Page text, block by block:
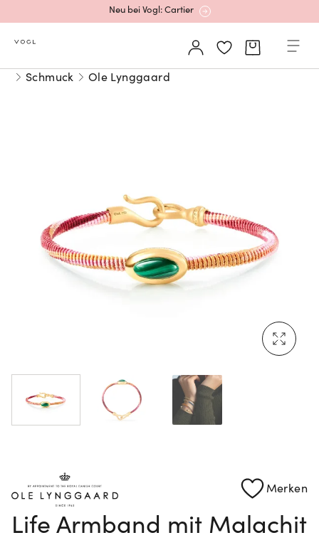
Neu bei Vogl: Cartier
Mehr erfahren: Ikonische Uhren von Cartier
Neu bei Vogl: Uhren von Grand Seiko
Neu bei Vogl: Cartier
Rolex Certified Pre-Owned entdecken
Schmuck Ole Lynggaard
Merken
Life Armband mit Malachit